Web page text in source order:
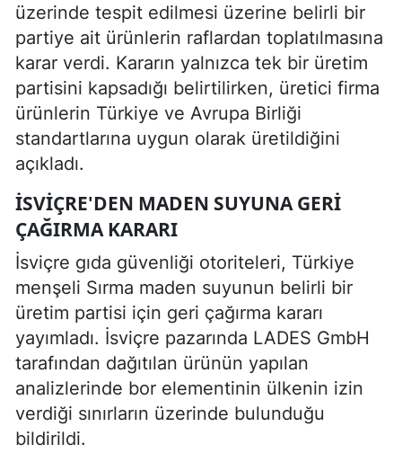
üzerinde tespit edilmesi üzerine belirli bir
partiye ait ürünlerin raflardan toplatılmasına
karar verdi. Kararın yalnızca tek bir üretim
partisini kapsadığı belirtilirken, üretici firma
ürünlerin Türkiye ve Avrupa Birliği
standartlarına uygun olarak üretildiğini
açıkladı.
İSVIÇRE'DEN MADEN SUYUNA GERI
ÇAĞIRMA KARARI
İsviçre gıda güvenliği otoriteleri, Türkiye
menşeli Sırma maden suyunun belirli bir
üretim partisi için geri çağırma kararı
yayımladı. İsviçre pazarında LADES GmbH
tarafından dağıtılan ürünün yapılan
analizlerinde bor elementinin ülkenin izin
verdiği sınırların üzerinde bulunduğu
bildirildi.